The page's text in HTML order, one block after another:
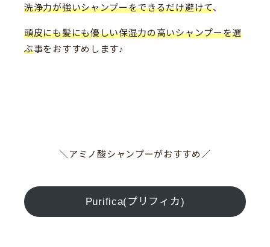
洗浄力が強いシャンプーをできるだけ避けて、
頭皮にも髪にも優しい保湿力の高いシャンプーを選
ぶ事をおすすめします♪
＼アミノ酸シャンプーがおすすめ／
Purifica(プリフィカ)